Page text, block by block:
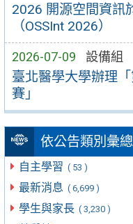
2026 開源空間資訊
（OSSInt 2026）
2026-07-09 設備組
臺北醫學大學辦理
賽」
依公告類別彙總
自主學習 ( 53 )
最新消息 ( 6,699 )
學生與家長 ( 3,230 )